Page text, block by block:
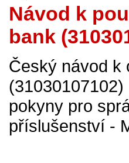
Návod k
bank
Český návod k
pokyny pro
příslušenství -